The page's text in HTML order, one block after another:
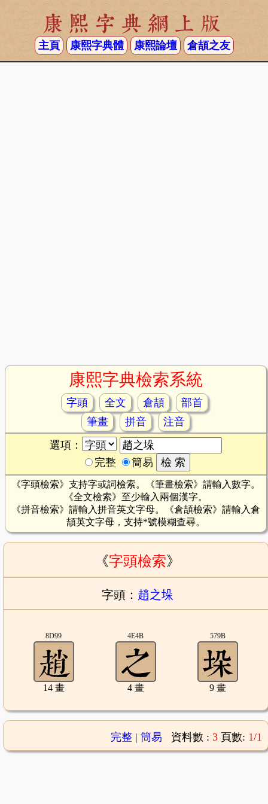
康熙字典網上版
主頁 康熙字典體 康熙論壇 倉頡之友
康熙字典檢索系統
字頭 全文 倉頡
部首
筆畫
拼音
注音
選項：
完整
簡易
《字頭檢索》支持字或詞檢索。《筆畫檢索》請輸入數字。
《全文檢索》至少輸入兩個漢字。
《拼音檢索》請輸入拼音英文字母。《倉頡檢索》請輸入倉
頡英文字母，支持*號模糊查尋。
《字頭檢索》
字頭： 趙之垛
8D99
14 畫
4E4B
4 畫
579B
9 畫
完整| 簡易 資料數 : 3 頁數: 1/1